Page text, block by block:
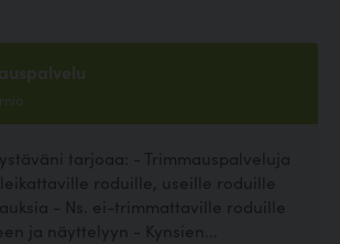
tarjoaa: - Trimmauspalveluja
roduille, useille roduille
- Ns. ei-trimmattaville roduille
ja näyttelyyn - Kynsien...